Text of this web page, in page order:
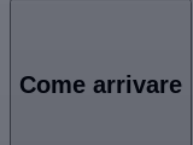
Come arrivare